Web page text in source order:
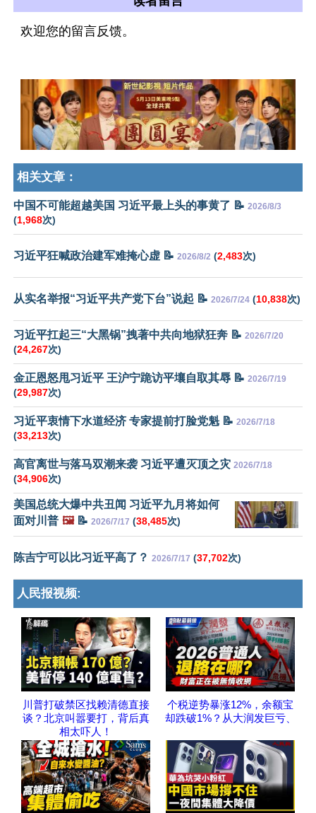
欢迎您的留言反馈。
相关文章：
中国不可能超越美国 习近平最上头的事黄了 📝 2026/8/3
(1,968次)
习近平狂喊政治建军难掩心虚 📝 2026/8/2 (2,483次)
从实名举报“习近平共产党下台”说起 📝 2026/7/24 (10,838次)
习近平扛起三“大黑锅”拽著中共向地狱狂奔 📝 2026/7/20
(24,267次)
金正恩怒甩习近平 王沪宁跪访平壤自取其辱 📝 2026/7/19
(29,987次)
习近平衷情下水道经济 专家提前打脸党魁 📝 2026/7/18
(33,213次)
高官离世与落马双潮来袭 习近平遭灭顶之灾 2026/7/18
(34,906次)
美国总统大爆中共丑闻 习近平九月将如何
面对川普 🖼️📝 2026/7/17 (38,485次)
陈吉宁可以比习近平高了？ 2026/7/17 (37,702次)
人民报视频:
川普打破禁区找赖清德直接
谈？北京叫嚣要打，背后真
相太吓人！
个税逆势暴涨12%，余额宝
却跌破1%？从大润发巨亏、